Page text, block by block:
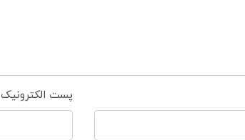
پست الکترونیک